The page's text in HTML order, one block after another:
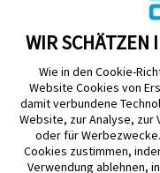
Impressum
Cookie Richtlinie
WIR SCHÄTZEN
Wie in den Cookie-
Website Cookies von
damit verbundene
Website, zur Analyse,
oder für
Cookies zustimmen,
Verwendung ablehnen,